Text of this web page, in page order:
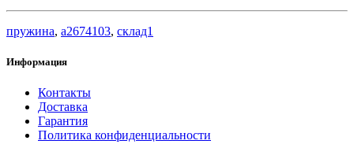
пружина, a2674103, склад1
Информация
Контакты
Доставка
Гарантия
Политика конфиденциальности